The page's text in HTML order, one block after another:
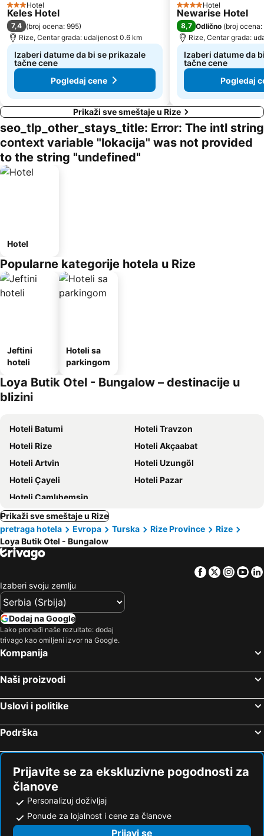
3 Zvezdice
Hotel
Keles Hotel
7,4 (broj ocena: 995)
Rize, Centar grada: udaljenost 0.6 km
Izaberi datume da bi se prikazale
tačne cene
Pogledaj cene
4 Zvezdice
Hotel
Newarise Hotel
8,7 Odlično (broj ocena:
Rize, Centar grada:
Izaberi datume da
tačne cene
Pogledaj
Prikaži sve smeštaje u Rize
seo_tlp_other_stays_title: Error: The intl string
context variable "lokacija" was not provided
to the string "undefined"
Hotel
Popularne kategorije hotela u Rize
Jeftini
hoteli
Hoteli sa
parkingom
Loya Butik Otel - Bungalow – destinacije u
blizini
Hoteli Batumi
Hoteli Travzon
Hoteli Rize
Hoteli Akçaabat
Hoteli Artvin
Hoteli Uzungöl
Hoteli Çayeli
Hoteli Pazar
Hoteli Çamlıhemsin
Prikaži sve smeštaje u Rize
pretraga hotela
Evropa Turska Rize Province
Rize
Loya Butik Otel - Bungalow
Facebook
Twitter
Izaberi svoju zemlju
Dodaj na Google
Lako pronađi naše rezultate: dodaj
trivago kao omiljeni izvor na Google.
Kompanija
Naši proizvodi
Uslovi i politike
Podrška
Prijavite se za ekskluzivne pogodnosti za
članove
Personalizuj doživljaj
Ponude za lojalnost i cene za članove
Prijavi se